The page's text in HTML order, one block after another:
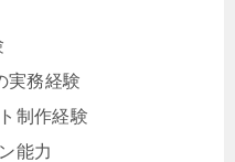
務経験
作経験
力